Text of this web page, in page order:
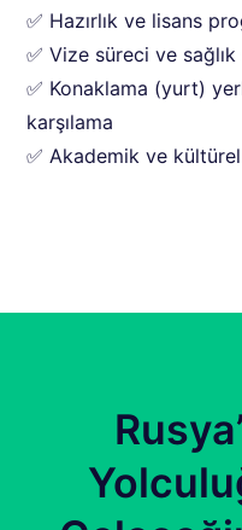
✅ Hazırlık ve lisans
✅ Vize süreci ve
✅ Konaklama (yurt)
karşılama
✅ Akademik ve kültürel